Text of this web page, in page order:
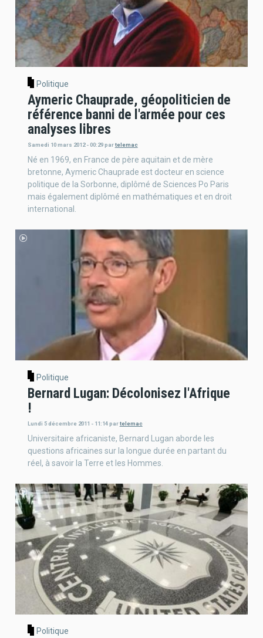
Politique
Aymeric Chauprade, géopoliticien de
référence banni de l'armée pour ces
analyses libres
Samedi 10 mars 2012 - 00:29 partelemac
Né en 1969, en France de père aquitain et de mère
bretonne, Aymeric Chauprade est docteur en science
politique de la Sorbonne, diplômé de Sciences Po Paris
mais également diplômé en mathématiques et en droit
international.
Politique
Bernard Lugan: Décolonisez l'Afrique
!
Lundi 5 décembre 2011 - 11:14 partelemac
Universitaire africaniste, Bernard Lugan aborde les
questions africaines sur la longue durée en partant du
réel, à savoir la Terre et les Hommes.
Politique